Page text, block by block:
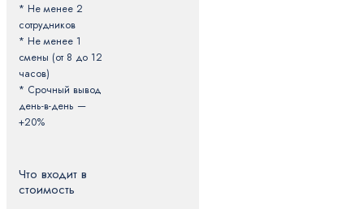
* Не менее 2
сотрудников
* Не менее 1
смены (от 8 до 12
часов)
* Срочный вывод
день-в-день —
+20%
Что входит в
стоимость